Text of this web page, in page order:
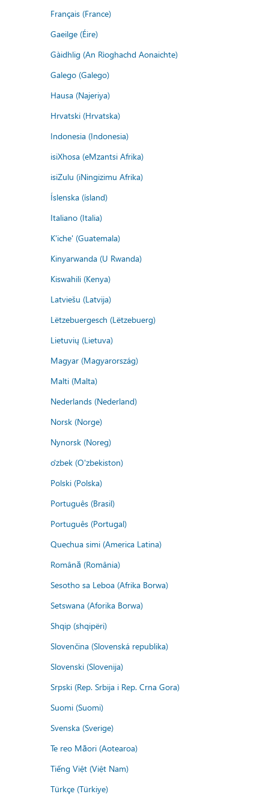
Français (France)
Gaeilge (Éire)
Gàidhlig (An Rìoghachd Aonaichte)
Galego (Galego)
Hausa (Najeriya)
Hrvatski (Hrvatska)
Indonesia (Indonesia)
isiXhosa (eMzantsi Afrika)
isiZulu (iNingizimu Afrika)
Íslenska (ísland)
Italiano (Italia)
K'iche' (Guatemala)
Kinyarwanda (U Rwanda)
Kiswahili (Kenya)
Latviešu (Latvija)
Lëtzebuergesch (Lëtzebuerg)
Lietuvių (Lietuva)
Magyar (Magyarország)
Malti (Malta)
Nederlands (Nederland)
Norsk (Norge)
Nynorsk (Noreg)
o'zbek (O'zbekiston)
Polski (Polska)
Português (Brasil)
Português (Portugal)
Quechua simi (America Latina)
Română (România)
Sesotho sa Leboa (Afrika Borwa)
Setswana (Aforika Borwa)
Shqip (shqipëri)
Slovenčina (Slovenská republika)
Slovenski (Slovenija)
Srpski (Rep. Srbija i Rep. Crna Gora)
Suomi (Suomi)
Svenska (Sverige)
Te reo Māori (Aotearoa)
Tiếng Việt (Việt Nam)
Türkçe (Türkiye)